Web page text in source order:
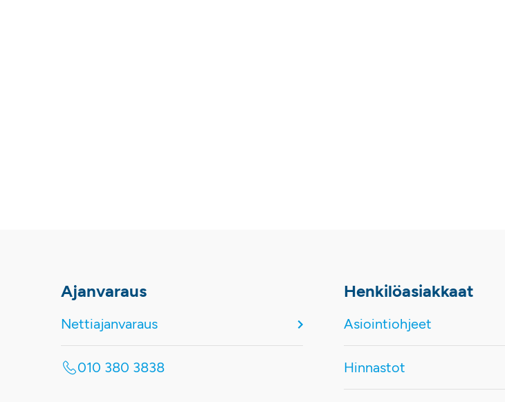
Ajanvaraus
Nettiajanvaraus
010 380 3838
Henkilöasiakkaat
Asiointiohjeet
Hinnastot